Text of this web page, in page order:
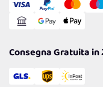
Gestisci Cookie
Reso Facile e Veloce
Consegna Gratuita in